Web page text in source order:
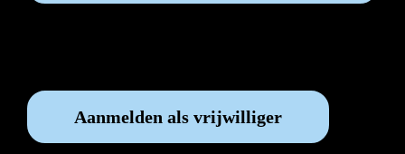
Aanmelden als vrijwilliger